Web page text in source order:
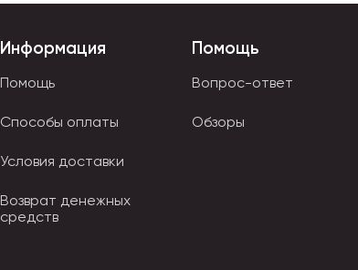
Информация
Помощь
Способы оплаты
Условия доставки
Возврат денежных
средств
Помощь
Вопрос-ответ
Обзоры